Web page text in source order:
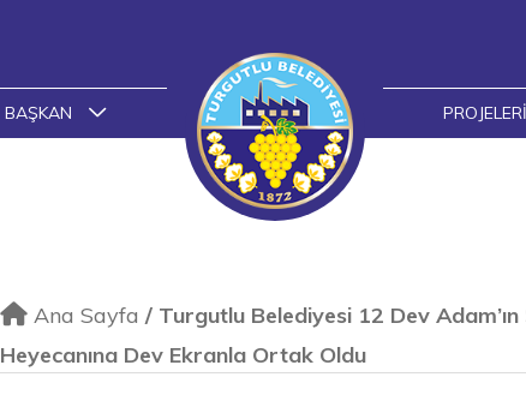
BAŞKAN
Ana Sayfa / Turgutlu Belediyesi 12 Dev
Heyecanına Dev Ekranla Ortak Oldu